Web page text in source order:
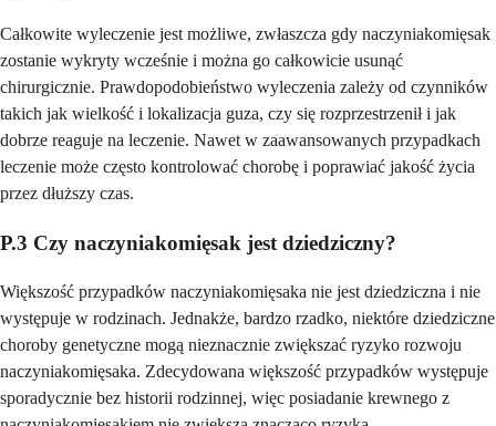
Całkowite wyleczenie jest możliwe, zwłaszcza gdy naczyniakomięsak
zostanie wykryty wcześnie i można go całkowicie usunąć
chirurgicznie. Prawdopodobieństwo wyleczenia zależy od czynników
takich jak wielkość i lokalizacja guza, czy się rozprzestrzenił i jak
dobrze reaguje na leczenie. Nawet w zaawansowanych przypadkach
leczenie może często kontrolować chorobę i poprawiać jakość życia
przez dłuższy czas.
P.3 Czy naczyniakomięsak jest dziedziczny?
Większość przypadków naczyniakomięsaka nie jest dziedziczna i nie
występuje w rodzinach. Jednakże, bardzo rzadko, niektóre dziedziczne
choroby genetyczne mogą nieznacznie zwiększać ryzyko rozwoju
naczyniakomięsaka. Zdecydowana większość przypadków występuje
sporadycznie bez historii rodzinnej, więc posiadanie krewnego z